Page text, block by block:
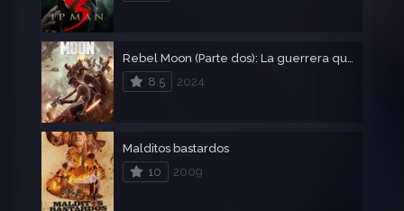
Rebel Moon (Parte dos): La guerrera que deja marcas
8.5
2024
Malditos bastardos
10
2009